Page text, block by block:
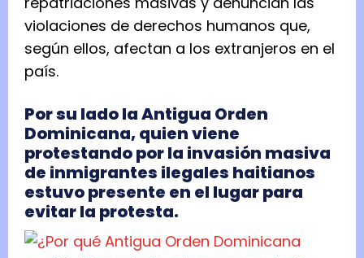
violaciones de derechos humanos que,
según ellos, afectan a los extranjeros en el
país.
Por su lado la Antigua Orden
Dominicana, quien viene
protestando por la invasión masiva
de inmigrantes ilegales haitianos
estuvo presente en el lugar para
evitar la protesta.